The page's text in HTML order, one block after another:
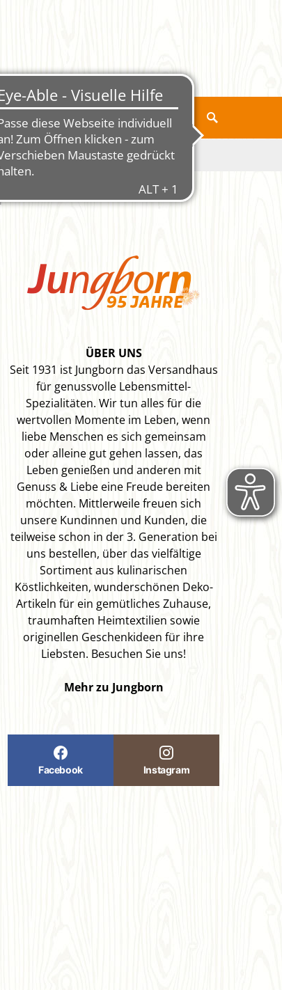
ÜBER UNS
Seit 1931 ist Jungborn das Versandhaus
für genussvolle Lebensmittel-
Spezialitäten. Wir tun alles für die
wertvollen Momente im Leben, wenn
liebe Menschen es sich gemeinsam
oder alleine gut gehen lassen, das
Leben genießen und anderen mit
Genuss & Liebe eine Freude bereiten
möchten. Mittlerweile freuen sich
unsere Kundinnen und Kunden, die
teilweise schon in der 3. Generation bei
uns bestellen, über das vielfältige
Sortiment aus kulinarischen
Köstlichkeiten, wunderschönen Deko-
Artikeln für ein gemütliches Zuhause,
traumhaften Heimtextilien sowie
originellen Geschenkideen für ihre
Liebsten. Besuchen Sie uns!
Mehr zu Jungborn
Facebook Instagram